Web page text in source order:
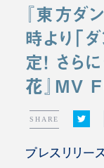
『東方ダ
時より「
定！ さら
花』MV
SHARE
プレスリリー